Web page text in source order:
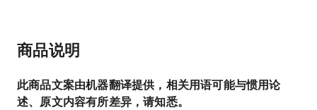
商品说明
此商品文案由机器翻译提供，相关用语可能与惯用论
述、原文内容有所差异，请知悉。